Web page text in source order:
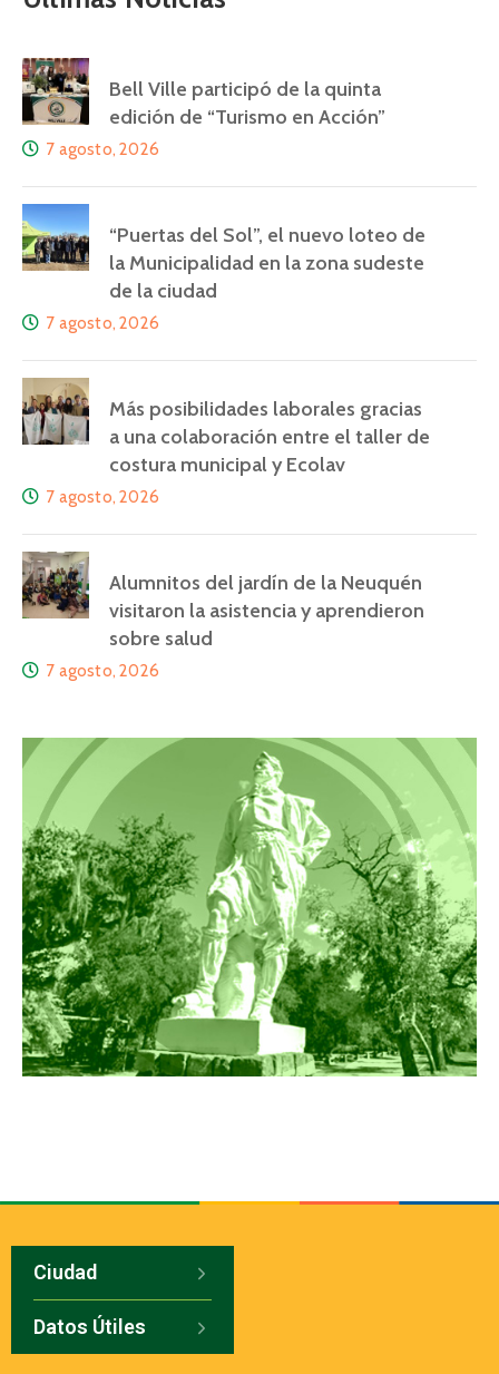
Bell Ville participó de la quinta
edición de “Turismo en Acción”
7 agosto, 2026
“Puertas del Sol”, el nuevo loteo de
la Municipalidad en la zona sudeste
de la ciudad
7 agosto, 2026
Más posibilidades laborales gracias
a una colaboración entre el taller de
costura municipal y Ecolav
7 agosto, 2026
Alumnitos del jardín de la Neuquén
visitaron la asistencia y aprendieron
sobre salud
7 agosto, 2026
Ciudad
Datos Útiles